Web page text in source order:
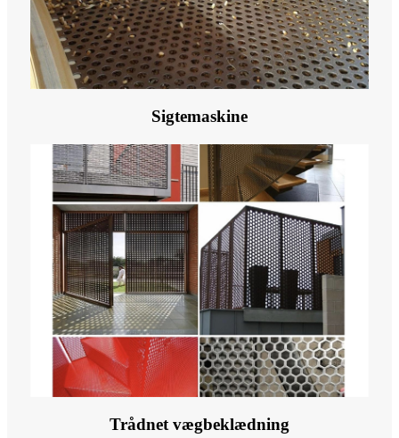
Sigtemaskine
Trådnet vægbeklædning